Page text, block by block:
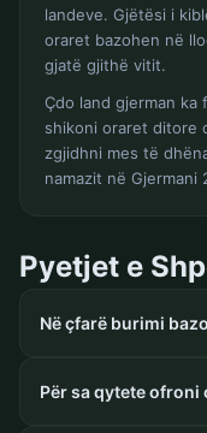
landeve. Gjëtësi i
oraret bazohen në
gjatë gjithë vitit.
Çdo land gjerman
shikoni oraret ditore
zgjidhni mes të
namazit në Gjermani
Pyetjet e
Në çfarë burimi
Për sa qytete ofroni